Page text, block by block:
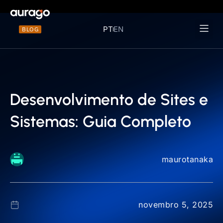
BLOG PTEN
Desenvolvimento de Sites e
Sistemas: Guia Completo
maurotanaka
novembro 5, 2025